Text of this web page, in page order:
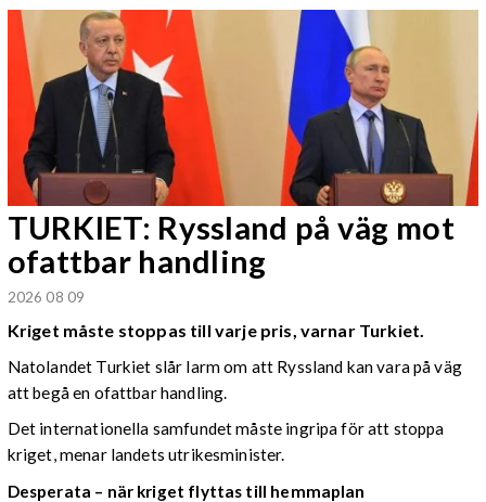
TURKIET: Ryssland på väg mot
ofattbar handling
2026 08 09
Kriget måste stoppas till varje pris, varnar Turkiet.
Natolandet Turkiet slår larm om att Ryssland kan vara på väg
att begå en ofattbar handling.
Det internationella samfundet måste ingripa för att stoppa
kriget, menar landets utrikesminister.
Desperata – när kriget flyttas till hemmaplan